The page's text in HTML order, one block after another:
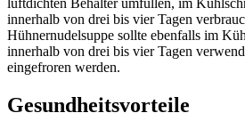
innerhalb von drei bis vier Tagen
Hühnernudelsuppe sollte ebenfalls im
innerhalb von drei bis vier Tagen
eingefroren werden.
Gesundheitsvorteile